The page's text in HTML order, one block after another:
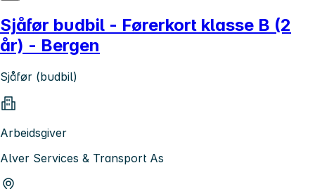
Sjåfør budbil - Førerkort klasse B (2
år) - Bergen
Sjåfør (budbil)
Arbeidsgiver
Alver Services & Transport As